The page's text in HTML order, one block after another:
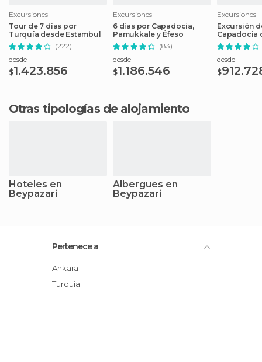
Excursiones
Tour de 7 días por
Turquía desde Estambul
(222)
desde
$1.423.856
Excursiones
6 días por Capadocia,
Pamukkale y Éfeso
(83)
desde
$1.186.546
Excursiones
Excursión
Capadocia
Estambul
desde
$
Otras tipologías de alojamiento
Hoteles en
Beypazari
Albergues en
Beypazari
Pertenece a
Ankara
Turquía